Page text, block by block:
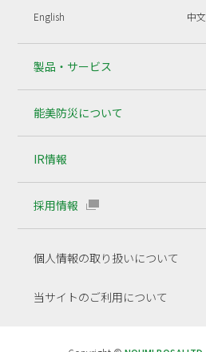
English 中文
製品・サービス
能美防災について
IR情報
採用情報
個人情報の取り扱いについて
当サイトのご利用について